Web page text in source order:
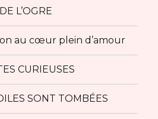
L’OGRE
au cœur plein d’amour
CURIEUSES
SONT TOMBÉES